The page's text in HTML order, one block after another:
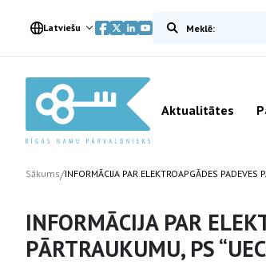
Latviešu Meklēt vietnē
Aktualitātes
Sākums/INFORMĀCIJA PAR ELEKTROAPGĀDES
INFORMĀCIJA PAR
PĀRTRAUKUMU, PS